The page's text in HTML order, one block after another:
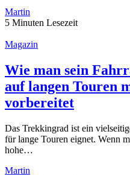
Martin
5 Minuten Lesezeit
Magazin
Wie man sein
auf langen Touren
vorbereitet
Das Trekkingrad ist ein
für lange Touren eignet. Wenn
hohe…
Martin